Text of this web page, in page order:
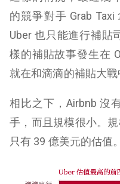
的競爭對手 Grab
Uber 也只能進行補貼
樣的補貼故事發生在
就在和滴滴的補貼大戰
相比之下，Airbnb 沒
手，而且規模很小。
只有 39 億美元的估值。